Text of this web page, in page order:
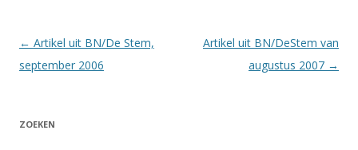
Berichtnavigatie
← Artikel uit BN/De Stem,
september 2006
Artikel uit BN/DeStem van
augustus 2007 →
ZOEKEN